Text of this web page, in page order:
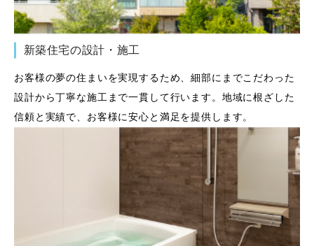
新築住宅の設計・施工
お客様の夢の住まいを実現するため、細部にまでこだわった
設計から丁寧な施工まで一貫して行います。地域に根ざした
信頼と実績で、お客様に安心と満足を提供します。